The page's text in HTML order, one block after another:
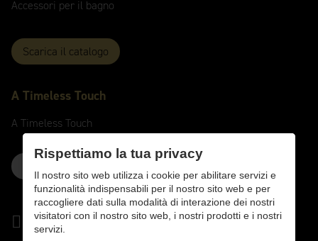
Accessori per il bagno
Scarica il catalogo
A Timeless Touch
A TimelessTouch
Rispettiamo la tua privacy
Il nostro sito web utilizza i cookie per abilitare servizi e
funzionalità indispensabili per il nostro sito web e per
raccogliere dati sulla modalità di interazione dei nostri
visitatori con il nostro sito web, i nostri prodotti e i nostri
servizi.